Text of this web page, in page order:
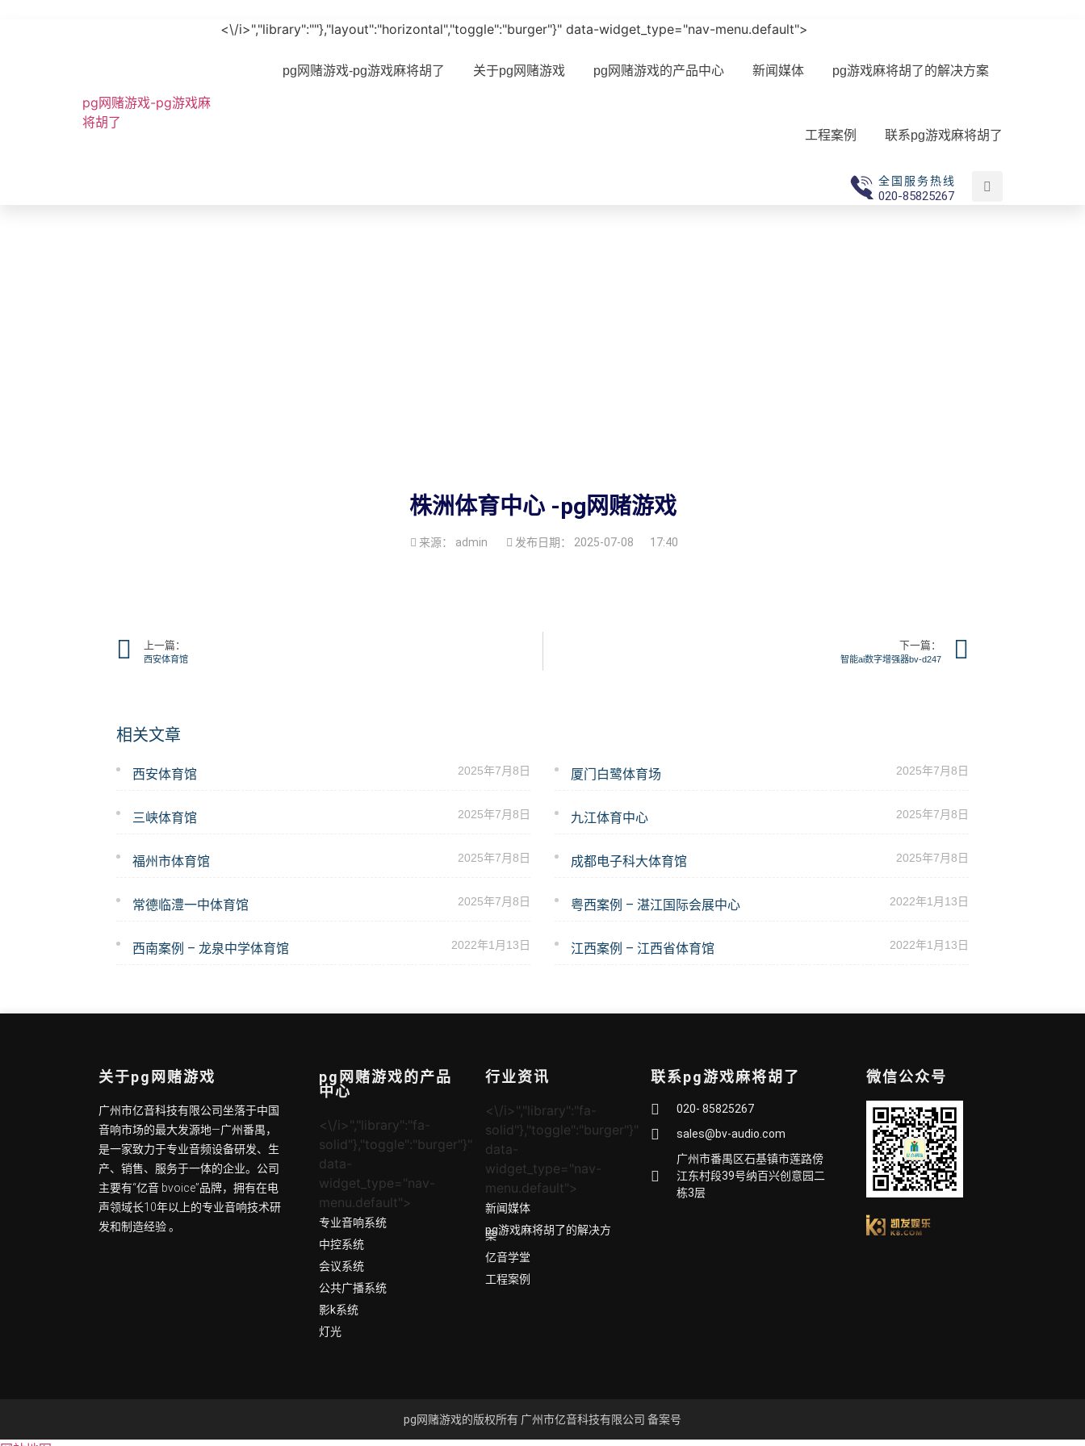
pg网赌游戏-pg游戏麻
将胡了
<\/i>","library":""},"layout":"horizontal","toggle":"burger"}" data-widget_type="nav-menu.default">
pg网赌游戏-pg游戏麻将胡了 关于pg网赌游戏 pg网赌游戏的产品中心 新闻媒体 pg游戏麻将胡了的解决方案
工程案例 联系pg游戏麻将胡了
全国服务热线
020-85825267
株洲体育中心 -pg网赌游戏
来源： admin 发布日期： 2025-07-08 17:40
上一篇：
西安体育馆
下一篇：
智能ai数字增强器bv-d247
相关文章
西安体育馆 2025年7月8日 厦门白鹭体育场 2025年7月8日
三峡体育馆 2025年7月8日 九江体育中心 2025年7月8日
福州市体育馆 2025年7月8日 成都电子科大体育馆 2025年7月8日
常德临澧一中体育馆 2025年7月8日 粤西案例 – 湛江国际会展中心 2022年1月13日
西南案例 – 龙泉中学体育馆 2022年1月13日 江西案例 – 江西省体育馆 2022年1月13日
关于pg网赌游戏
广州市亿音科技有限公司坐落于中国
音响市场的最大发源地—广州番禺，
是一家致力于专业音频设备研发、生
产、销售、服务于一体的企业。公司
主要有“亿音 bvoice”品牌，拥有在电
声领域长10年以上的专业音响技术研
发和制造经验 。
pg网赌游戏的产品
中心
<\/i>","library":"fa-
solid"},"toggle":"burger"}"
data-
widget_type="nav-
menu.default">
专业音响系统
中控系统
会议系统
公共广播系统
影k系统
灯光
行业资讯
<\/i>","library":"fa-
solid"},"toggle":"burger"}"
data-
widget_type="nav-
menu.default">
新闻媒体
pg游戏麻将胡了的解决方
案
亿音学堂
工程案例
联系pg游戏麻将胡了
020- 85825267
sales@bv-audio.com
广州市番禺区石基镇市莲路傍
江东村段39号纳百兴创意园二
栋3层
微信公众号
pg网赌游戏的版权所有 广州市亿音科技有限公司 备案号